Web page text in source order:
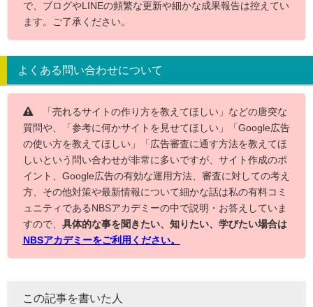
で、ブログやLINEの頻繁な更新や細かな成果報告は控えてい
ます。ご了承ください。
よくある問い合わせについて
「売れるサイトの作り方を教えてほしい」などの唐突な
質問や、「参考に何かサイトを見せてほしい」「Google広告
の使い方を教えてほしい」「広告審査に通す方法を教えてほ
しいという問い合わせが非常に多いですが、サイト作成のポ
イント、Google広告の有効な運用方法、審査に対しての考え
方、その他対策や最新情報について細かな話は私の有料コミ
ュニティであるNBSアカデミーの中で説明・お答えしていま
すので、 具体的な事を聞きたい、知りたい、学びたい場合は
NBSアカデミーをご利用ください。
この記事を書いた人